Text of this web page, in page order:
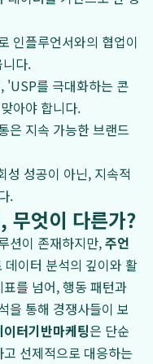
인플루언서와의 협업이
다.
'USP를 극대화하는 콘
아야 합니다.
은 지속 가능한 브랜드
성 성공이 아닌, 지속적
.
무엇이 다른가?
션이 존재하지만,주언
이터 분석의 깊이와 활
를 넘어, 행동 패턴과
을 통해 경쟁사들이 보
이터기반마케팅은 단순
선제적으로 대응하는